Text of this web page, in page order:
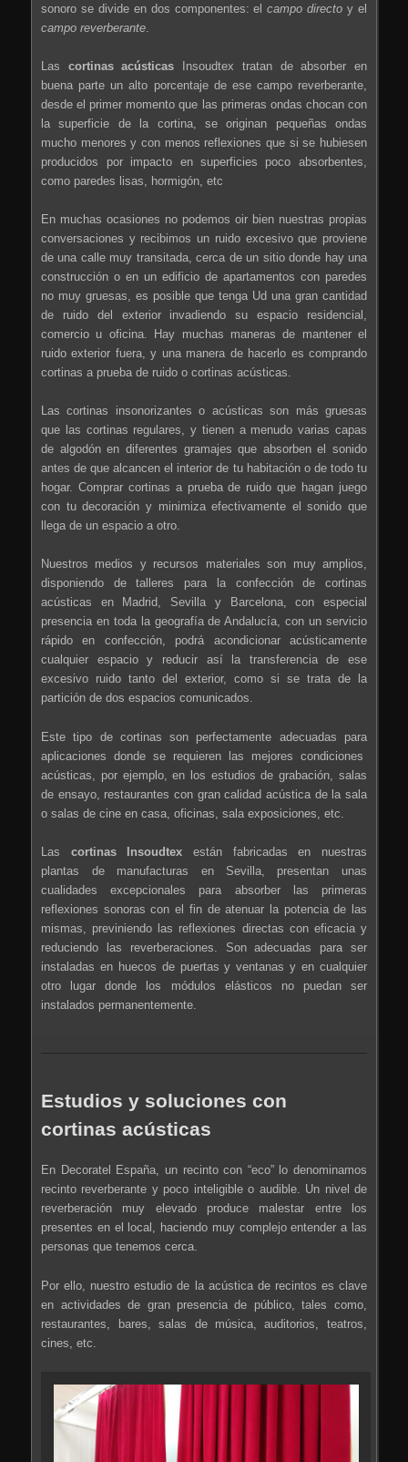
sonoro se divide en dos componentes: elcampo directo y el
campo reverberante
Las cortinas acústicas Insoudtex tratan de absorber en
buena parte un alto porcentaje de ese campo reverberante,
desde el primer momento que las primeras ondas chocan con
la superficie de la cortina, se originan pequeñas ondas
mucho menores y con menos reflexiones que si se hubiesen
producidos por impacto en superficies poco absorbentes,
como paredes lisas, hormigón, etc
En muchas ocasiones no podemos oir bien nuestras propias
conversaciones y recibimos un ruido excesivo que proviene
de una calle muy transitada, cerca de un sitio donde hay una
construcción o en un edificio de apartamentos con paredes
no muy gruesas, es posible que tenga Ud una gran cantidad
de ruido del exterior invadiendo su espacio residencial,
comercio u oficina. Hay muchas maneras de mantener el
ruido exterior fuera, y una manera de hacerlo es comprando
cortinas a prueba de ruido o cortinas acústicas.
Las cortinas insonorizantes o acústicas son más gruesas
que las cortinas regulares, y tienen a menudo varias capas
de algodón en diferentes gramajes que absorben el sonido
antes de que alcancen el interior de tu habitación o de todo tu
hogar. Comprar cortinas a prueba de ruido que hagan juego
con tu decoración y minimiza efectivamente el sonido que
llega de un espacio a otro.
Nuestros medios y recursos materiales son muy amplios,
disponiendo de talleres para la confección de cortinas
acústicas en Madrid, Sevilla y Barcelona, con especial
presencia en toda la geografía de Andalucía, con un servicio
rápido en confección, podrá acondicionar acústicamente
cualquier espacio y reducir así la transferencia de ese
excesivo ruido tanto del exterior, como si se trata de la
partición de dos espacios comunicados.
Este tipo de cortinas son perfectamente adecuadas para
aplicaciones donde se requieren las mejores condiciones
acústicas, por ejemplo, en los estudios de grabación, salas
de ensayo, restaurantes con gran calidad acústica de la sala
o salas de cine en casa, oficinas, sala exposiciones, etc.
Las cortinas Insoudtex están fabricadas en nuestras
plantas de manufacturas en Sevilla, presentan unas
cualidades excepcionales para absorber las primeras
reflexiones sonoras con el fin de atenuar la potencia de las
mismas, previniendo las reflexiones directas con eficacia y
reduciendo las reverberaciones. Son adecuadas para ser
instaladas en huecos de puertas y ventanas y en cualquier
otro lugar donde los módulos elásticos no puedan ser
instalados permanentemente.
Estudios y soluciones con
cortinas acústicas
En Decoratel España, un recinto con “eco” lo denominamos
recinto reverberante y poco inteligible o audible. Un nivel de
reverberación muy elevado produce malestar entre los
presentes en el local, haciendo muy complejo entender a las
personas que tenemos cerca.
Por ello, nuestro estudio de la acústica de recintos es clave
en actividades de gran presencia de público, tales como,
restaurantes, bares, salas de música, auditorios, teatros,
cines, etc.